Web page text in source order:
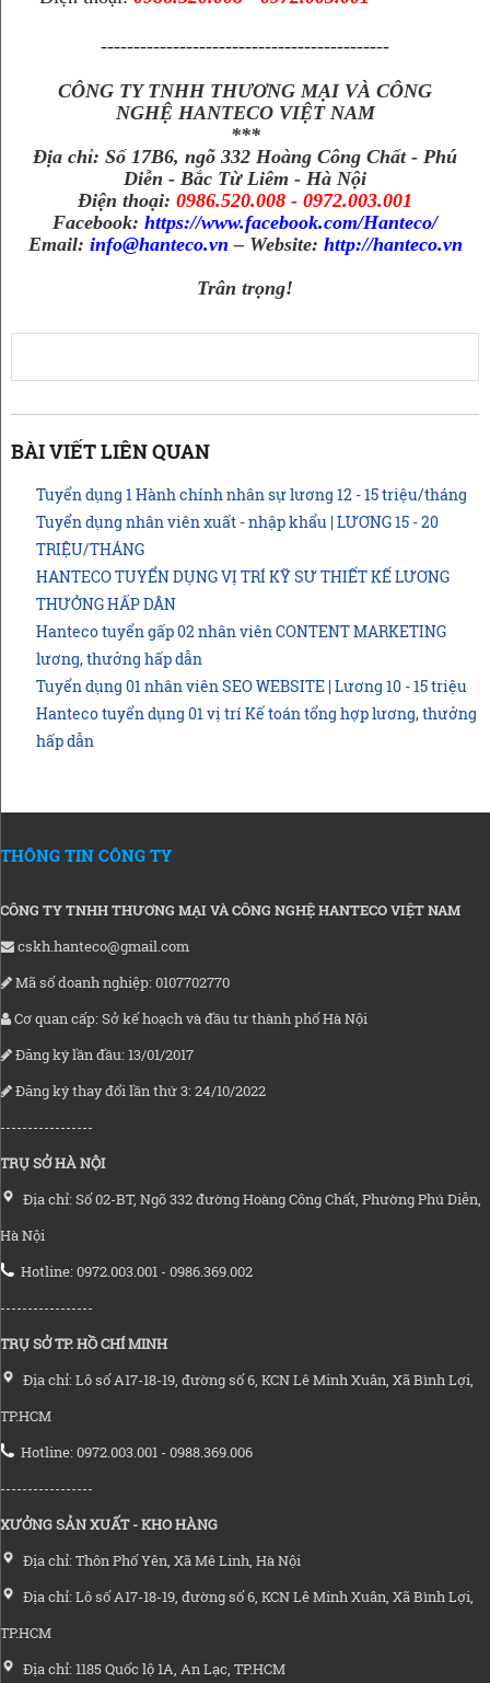
--------------------------------------------
CÔNG TY TNHH THƯƠNG MẠI VÀ CÔNG
NGHỆ HANTECO VIỆT NAM
***
Địa chỉ: Số 17B6, ngõ 332 Hoàng Công Chất - Phú
Diễn - Bắc Từ Liêm - Hà Nội
Điện thoại: 0986.520.008 - 0972.003.001
Facebook: https://www.facebook.com/Hanteco/
Email: info@hanteco.vn – Website: http://hanteco.vn
Trân trọng!
BÀI VIẾT LIÊN QUAN
Tuyển dụng 1 Hành chính nhân sự lương 12 - 15 triệu/tháng
Tuyển dụng nhân viên xuất - nhập khẩu | LƯƠNG 15 - 20
TRIỆU/THÁNG
HANTECO TUYỂN DỤNG VỊ TRÍ KỸ SƯ THIẾT KẾ LƯƠNG
THƯỞNG HẤP DÂN
Hanteco tuyển gấp 02 nhân viên CONTENT MARKETING
lương, thưởng hấp dẫn
Tuyển dụng 01 nhân viên SEO WEBSITE | Lương 10 - 15 triệu
Hanteco tuyển dụng 01 vị trí Kế toán tổng hợp lương, thưởng
hấp dẫn
THÔNG TIN CÔNG TY
CÔNG TY TNHH THƯƠNG MẠI VÀ CÔNG NGHỆ HANTECO VIỆT NAM
cskh.hanteco@gmail.com
Mã số doanh nghiệp: 0107702770
Cơ quan cấp: Sở kế hoạch và đầu tư thành phố Hà Nội
Đăng ký lần đầu: 13/01/2017
Đăng ký thay đổi lần thứ 3: 24/10/2022
-----------------
TRỤ SỞ HÀ NỘI
Địa chỉ: Số 02-BT, Ngõ 332 đường Hoàng Công Chất, Phường Phú Diễn,
Hà Nội
Hotline: 0972.003.001 - 0986.369.002
-----------------
TRỤ SỞ TP. HỒ CHÍ MINH
Địa chỉ: Lô số A17-18-19, đường số 6, KCN Lê Minh Xuân, Xã Bình Lợi,
TP.HCM
Hotline: 0972.003.001 - 0988.369.006
-----------------
XƯỞNG SẢN XUẤT - KHO HÀNG
Địa chỉ: Thôn Phố Yên, Xã Mê Linh, Hà Nội
Địa chỉ: Lô số A17-18-19, đường số 6, KCN Lê Minh Xuân, Xã Bình Lợi,
TP.HCM
Địa chỉ: 1185 Quốc lộ 1A, An Lạc, TP.HCM